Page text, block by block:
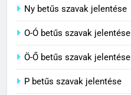
8
Ny betűs szavak jelentése
O-Ó betűs szavak jelentése
Ö-Ő betűs szavak jelentése
P betűs szavak jelentése